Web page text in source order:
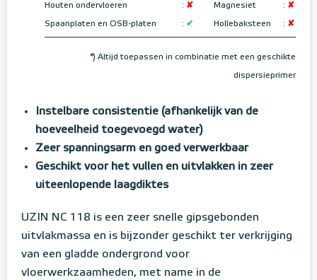
Houten ondervloeren : ✘ Magnesiet : ✘
Spaanplaten en OSB-platen : ✔ Hollebaksteen : ✘
*) Altijd toepassen in combinatie met een geschikte
dispersieprimer
Instelbare consistentie (afhankelijk van de
hoeveelheid toegevoegd water)
Zeer spanningsarm en goed verwerkbaar
Geschikt voor het vullen en uitvlakken in zeer
uiteenlopende laagdiktes
UZIN NC 118 is een zeer snelle gipsgebonden
uitvlakmassa en is bijzonder geschikt ter verkrijging
van een gladde ondergrond voor
vloerwerkzaamheden, met name in de